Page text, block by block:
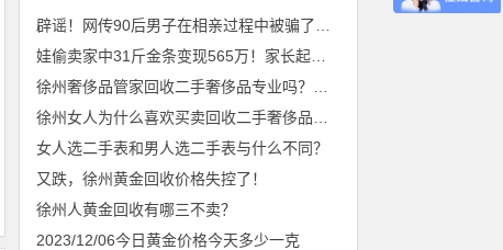
女人选二手表和男人选二手表与什么不同？
又跌，徐州黄金回收价格失控了！
徐州人黄金回收有哪三不卖？
2023/12/06今日黄金价格今天多少一克